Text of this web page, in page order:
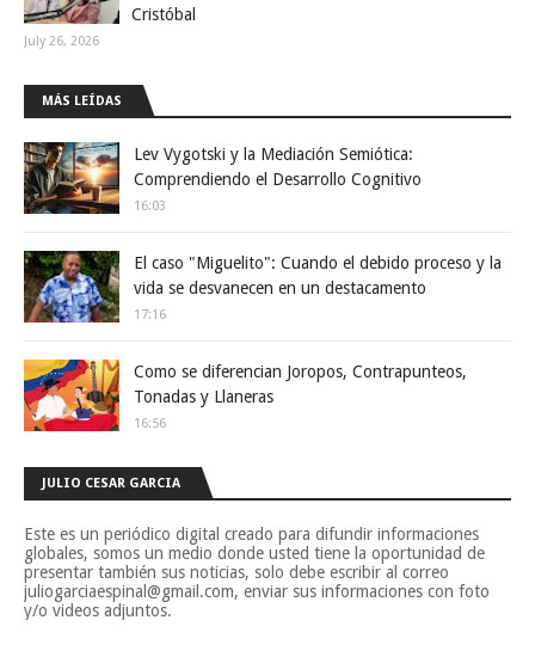
Cristóbal
July 26, 2026
MÁS LEÍDAS
Lev Vygotski y la Mediación Semiótica:
Comprendiendo el Desarrollo Cognitivo
16:03
El caso "Miguelito": Cuando el debido proceso y la
vida se desvanecen en un destacamento
17:16
Como se diferencian Joropos, Contrapunteos,
Tonadas y Llaneras
16:56
JULIO CESAR GARCIA
Este es un periódico digital creado para difundir informaciones
globales, somos un medio donde usted tiene la oportunidad de
presentar también sus noticias, solo debe escribir al correo
juliogarciaespinal@gmail.com, enviar sus informaciones con foto
y/o videos adjuntos.